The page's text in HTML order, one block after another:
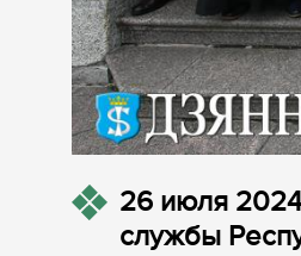
26 июля
службы